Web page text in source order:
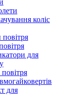
коліс
для
для